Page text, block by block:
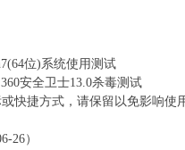
位)系统使用测试
安全卫士13.0杀毒测试
快捷方式，请保留以免影响使
26）